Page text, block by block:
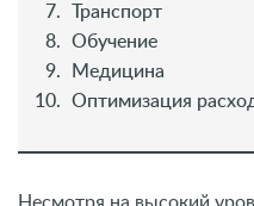
Транспорт
Обучение
Медицина
Оптимизация